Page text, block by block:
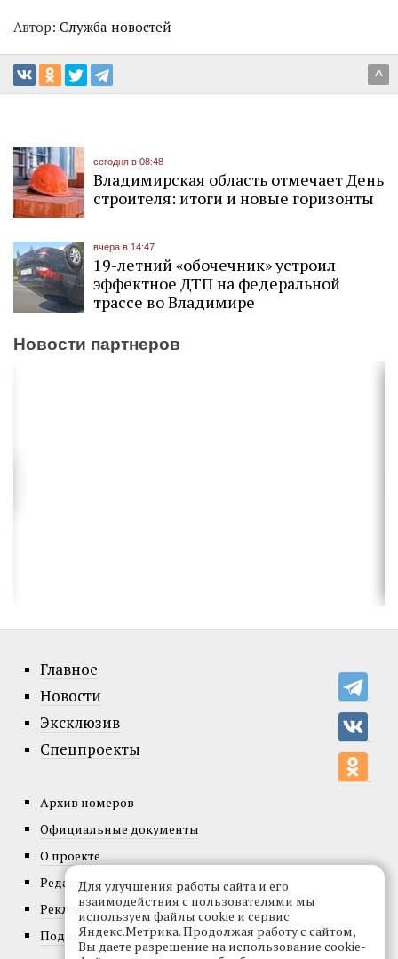
Автор: Служба новостей
^
сегодня в 08:48
Владимирская область отмечает День
строителя: итоги и новые горизонты
вчера в 14:47
19-летний «обочечник» устроил
эффектное ДТП на федеральной
трассе во Владимире
Новости партнеров
Главное
Новости
Эксклюзив
Спецпроекты
Архив номеров
Официальные документы
О проекте
Редакция
Реклама
Подписка
Для улучшения работы сайта и его
взаимодействия с пользователями мы
используем файлы cookie и сервис
Яндекс.Метрика. Продолжая работу с сайтом,
Вы даете разрешение на использование cookie-